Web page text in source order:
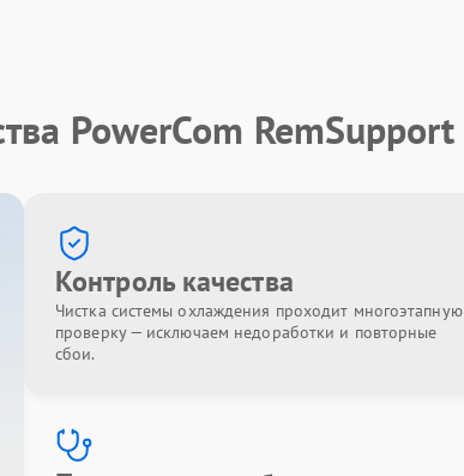
PowerCom RemSupport
Контроль качества
Чистка системы охлаждения проходит многоэтапную
проверку — исключаем недоработки и повторные
сбои.